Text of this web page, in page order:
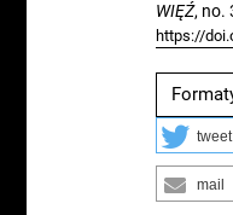
WIĘŹ, no.
https://
tweet
mail